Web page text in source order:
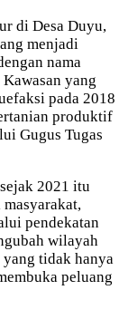
di Desa Duyu,
menjadi
nama
yang
pada 2018
produktif
Gugus Tugas
2021 itu
masyarakat,
pendekatan
wilayah
yang tidak hanya
peluang